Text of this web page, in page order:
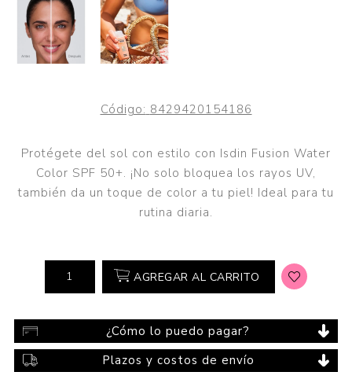
Código: 8429420154186
Protégete del sol con estilo con Isdin Fusion Water
Color SPF 50+. ¡No solo bloquea los rayos UV,
también da un toque de color a tu piel! Ideal para tu
rutina diaria.
AGREGAR AL CARRITO
¿Cómo lo puedo pagar?
Plazos y costos de envío